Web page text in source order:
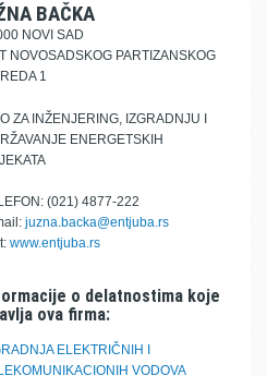
BAČKA
NOVI SAD
NOVOSADSKOG PARTIZANSKOG
1
ZA INŽENJERING, IZGRADNJU I
ENERGETSKIH
(021) 4877-222
juzna.backa@entjuba.rs
www.entjuba.rs
o delatnostima koje
ova firma:
ELEKTRIČNIH I
VODOVA